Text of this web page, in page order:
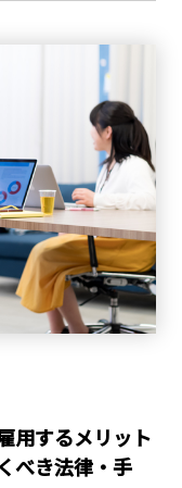
用するメリット
べき法律・手